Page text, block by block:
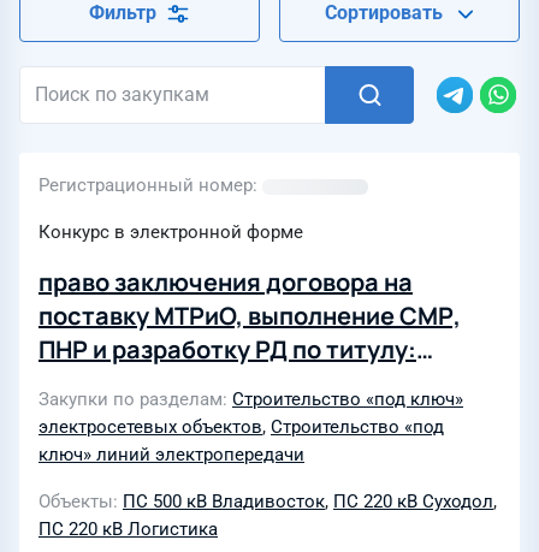
Фильтр Сортировать
Регистрационный номер
Конкурс в электронной форме
право заключения договора на
поставку МТРиО, выполнение СМР,
ПНР и разработку РД по титулу:
Владивосток Суходол со
строительством заходов на ПС 220 кВ
протяженностью 2х5,5 км, с
Закупки по разделам Строительство «под ключ»
электросетевых объектов, Строительство «под
ключ» линий электропередачи
Объекты ПС 500 кВ Владивосток, ПС 220 кВ Суходол,
ПС 220 кВ Логистика